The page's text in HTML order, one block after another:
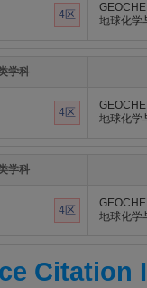
4区
地球化学
学科
4区
地球化学
学科
4区
地球化学
Citation